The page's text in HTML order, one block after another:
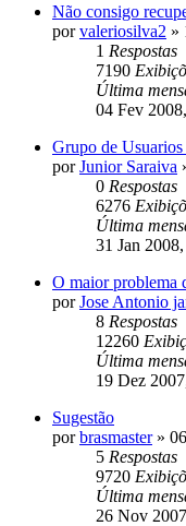
Não consigo
porvaleriosilva2 »
1 Respostas
7190
Última
04 Fev
Grupo de
porJunior Saraiva
0 Respostas
6276
Última
31 Jan
O maior problema
porJose Antonio
8 Respostas
12260
Última
19 Dez
Sugestão
porbrasmaster»
5 Respostas
9720
Última
26 Nov